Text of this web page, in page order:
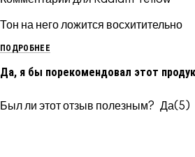
Тон на него ложится восхитительно
ПОДРОБНЕЕ
Да, я бы порекомендовал этот
Был ли этот отзыв полезным? 5